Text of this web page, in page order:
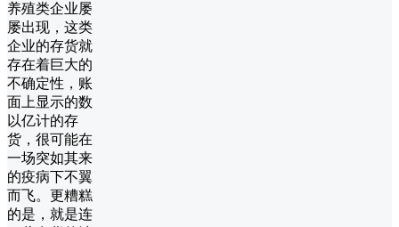
养殖类企业屡
屡出现，这类
企业的存货就
存在着巨大的
不确定性，账
面上显示的数
以亿计的存
货，很可能在
一场突如其来
的疫病下不翼
而飞。更糟糕
的是，就是连